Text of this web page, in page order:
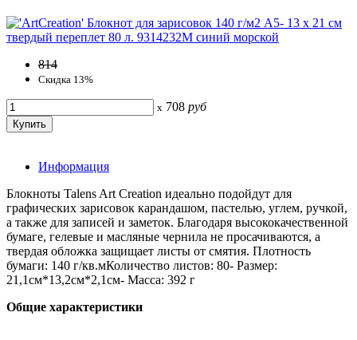
814
Скидка 13%
x 708 руб
Информация
Блокноты Talens Art Creation идеально подойдут для
графических зарисовок карандашом, пастелью, углем, ручкой,
а также для записей и заметок. Благодаря высококачественной
бумаге, гелевые и масляные чернила не просачиваются, а
твердая обложка защищает листы от смятия. Плотность
бумаги: 140 г/кв.мКоличество листов: 80- Размер:
21,1см*13,2см*2,1см- Масса: 392 г
Общие характеристики